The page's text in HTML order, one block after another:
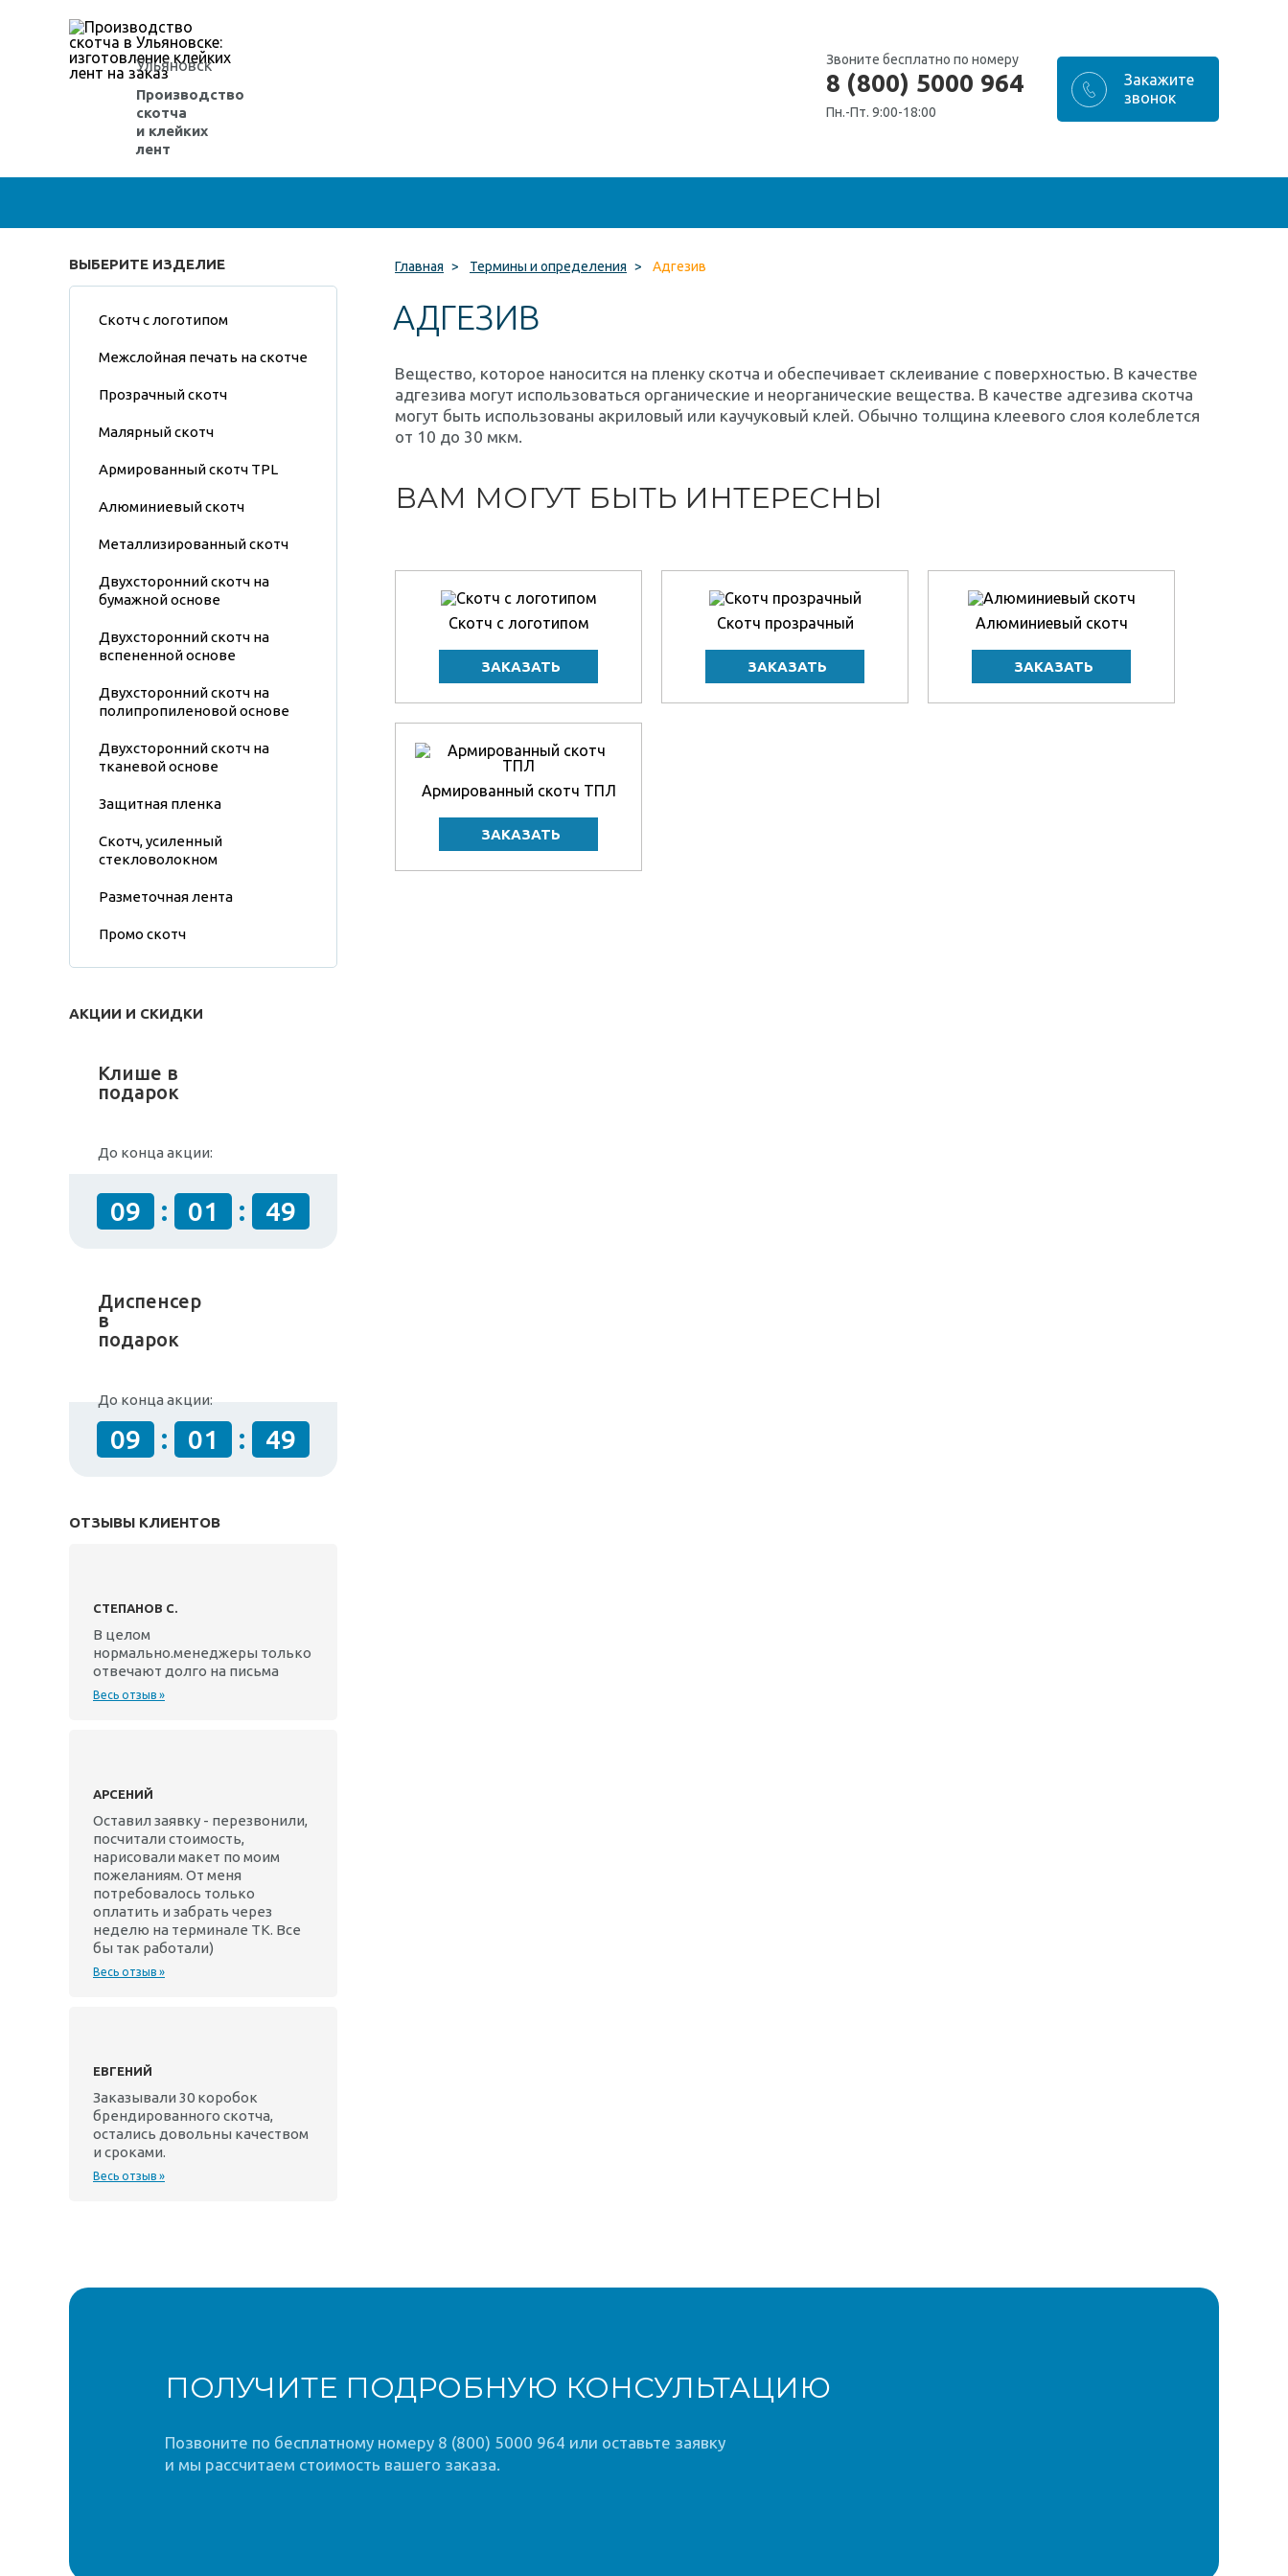
Ульяновск
Производство
скотча
и клейких
лент
Звоните бесплатно по номеру
8 (800) 5000 964
Пн.-Пт. 9:00-18:00
ВЫБЕРИТЕ ИЗДЕЛИЕ
Скотч с логотипом
Межслойная печать на скотче
Прозрачный скотч
Малярный скотч
Армированный скотч TPL
Алюминиевый скотч
Металлизированный скотч
Двухсторонний скотч на
бумажной основе
Двухсторонний скотч на
вспененной основе
Двухсторонний скотч на
полипропиленовой основе
Двухсторонний скотч на
тканевой основе
Защитная пленка
Скотч, усиленный
стекловолокном
Разметочная лента
Промо скотч
АКЦИИ И СКИДКИ
Клише в
подарок
До конца акции:
09 : 01 : 49
Диспенсер
в
подарок
До конца акции:
09 : 01 : 49
ОТЗЫВЫ КЛИЕНТОВ
СТЕПАНОВ С.
В целом
нормально.менеджеры только
отвечают долго на письма
Весь отзыв »
АРСЕНИЙ
Оставил заявку - перезвонили,
посчитали стоимость,
нарисовали макет по моим
пожеланиям. От меня
потребовалось только
оплатить и забрать через
неделю на терминале ТК. Все
бы так работали)
Весь отзыв »
ЕВГЕНИЙ
Заказывали 30 коробок
брендированного скотча,
остались довольны качеством
и сроками.
Весь отзыв »
Главная > Термины и определения > Адгезив
АДГЕЗИВ
Вещество, которое наносится на пленку скотча и обеспечивает склеивание с поверхностью. В качестве
адгезива могут использоваться органические и неорганические вещества. В качестве адгезива скотча
могут быть использованы акриловый или каучуковый клей. Обычно толщина клеевого слоя колеблется
от 10 до 30 мкм.
ВАМ МОГУТ БЫТЬ ИНТЕРЕСНЫ
Скотч с логотипом Скотч прозрачный Алюминиевый скотч
Армированный скотч ТПЛ
ПОЛУЧИТЕ ПОДРОБНУЮ КОНСУЛЬТАЦИЮ
Позвоните по бесплатному номеру 8 (800) 5000 964 или оставьте заявку
и мы рассчитаем стоимость вашего заказа.